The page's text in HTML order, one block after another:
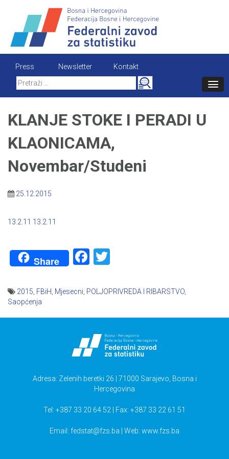
content
Press Newsletter
Kontakt
Search
for:
KLANJE STOKE I PERADI U
KLAONICAMA,
Novembar/Studeni
25.12.2015
13.2.11 13.2.11
Share Facebook
2015 FBiH Mjesecni POLJOPRIVREDA I RIBARSTVO
Saopćenja
Adresa: Zelenih beretki 26 | 71000 Sarajevo, Bosna i
Hercegovina
Tel: +387 33 20 64 52 | Fax: +387 33 22 61 51
Email: fedstat@fzs.ba | Web: www.fzs.ba